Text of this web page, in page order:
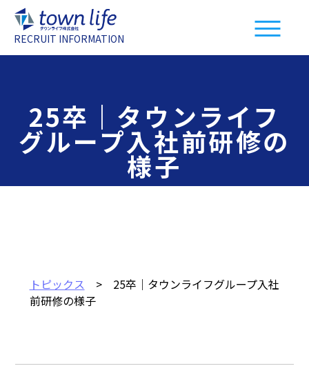
RECRUIT INFORMATION
25卒｜タウンライフ
グループ入社前研修の
様子
トピックス > 25卒｜タウンライフグループ入社
前研修の様子